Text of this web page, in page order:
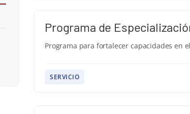
Programa de
Programa para fortalecer capacidades en
SERVICIO